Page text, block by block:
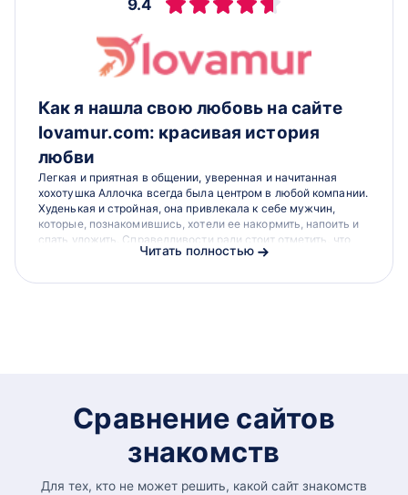
Как я нашла свою любовь на сайте
lovamur.com: красивая история
любви
Легкая и приятная в общении, уверенная и начитанная
хохотушка Аллочка всегда была центром в любой компании.
Худенькая и стройная, она привлекала к себе мужчин,
которые, познакомившись, хотели ее накормить, напоить и
спать уложить. Справедливости ради стоит отметить, что
она давно научилась,...Читать полностью
Сравнение сайтов
знакомств
Для тех, кто не может решить, какой сайт знакомств